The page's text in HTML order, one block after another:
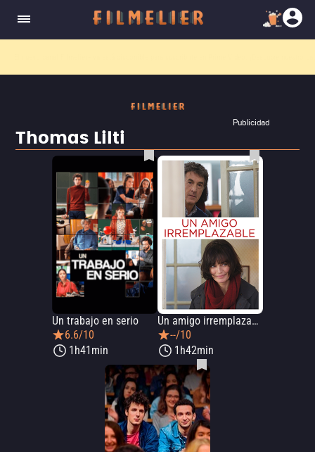
Publicidad
Thomas Lilti
Un trabajo en serio
6.6/10
1h41min
Un amigo irremplazable
--/10
1h42min